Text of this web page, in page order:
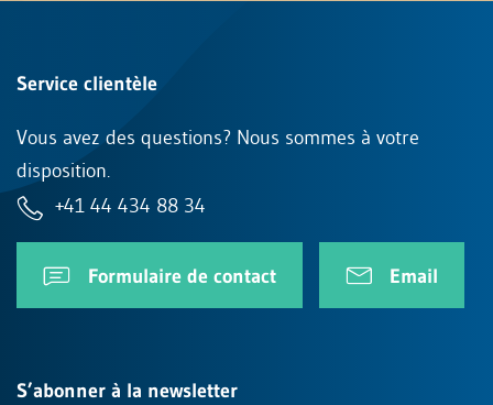
Service clientèle
Vous avez des questions? Nous sommes à votre
disposition.
+41 44 434 88 34
Formulaire de contact Email
S’abonner à la newsletter